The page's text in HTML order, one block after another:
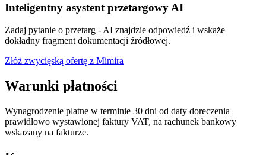
Inteligentny asystent przetargowy AI
Zadaj pytanie o przetarg - AI znajdzie odpowiedź i wskaże
dokładny fragment dokumentacji źródłowej.
Złóż zwycięską ofertę z Mimira
Warunki płatności
Wynagrodzenie platne w terminie 30 dni od daty doreczenia
prawidlowo wystawionej faktury VAT, na rachunek bankowy
wskazany na fakturze.